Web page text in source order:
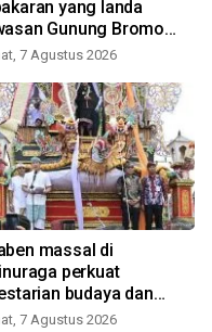
yang landa
Gunung Bromo
aktivitas manusia
7 Agustus 2026
massal di
perkuat
budaya dan
masyarakat
7 Agustus 2026